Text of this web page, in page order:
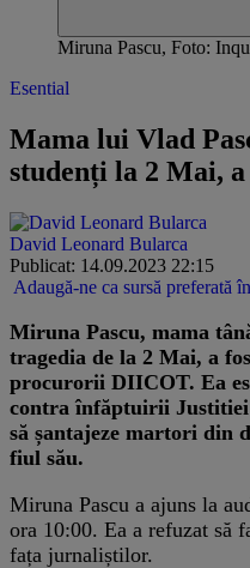
Miruna Pascu, Foto:
Esential
Mama lui Vlad
studenți la 2 Mai,
David Leonard Bularca
Publicat: 14.09.2023 22:15
Adaugă-ne ca sursă preferată
Miruna Pascu, mama
tragedia de la 2 Mai, a
procurorii DIICOT. Ea
contra înfăptuirii
să șantajeze martori din
fiul său.
Miruna Pascu a ajuns la
ora 10:00. Ea a refuzat să
fața jurnaliștilor.